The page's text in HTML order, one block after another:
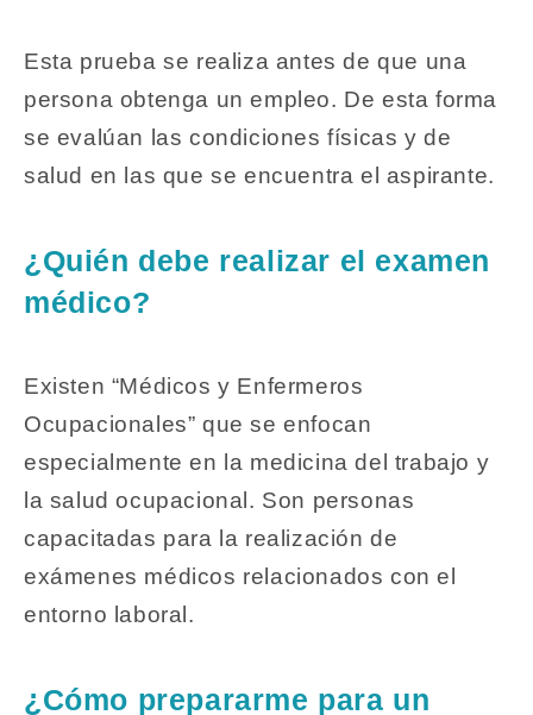
Esta prueba se realiza antes de que una
persona obtenga un empleo. De esta forma
se evalúan las condiciones físicas y de
salud en las que se encuentra el aspirante.
¿Quién debe realizar el examen
médico?
Existen “Médicos y Enfermeros
Ocupacionales” que se enfocan
especialmente en la medicina del trabajo y
la salud ocupacional. Son personas
capacitadas para la realización de
exámenes médicos relacionados con el
entorno laboral.
¿Cómo prepararme para un